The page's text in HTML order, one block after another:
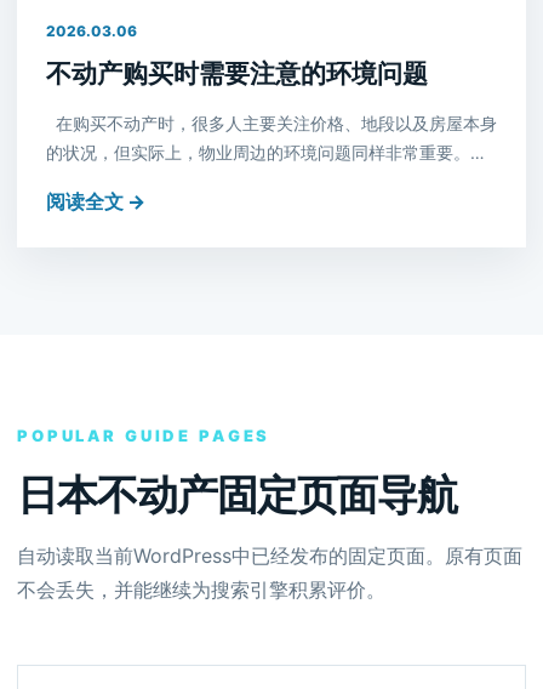
2026.03.06
不动产购买时需要注意的环境问题
在购买不动产时，很多人主要关注价格、地段以及房屋本身
的状况，但实际上，物业周边的环境问题同样非常重要。…
阅读全文 →
POPULAR GUIDE PAGES
日本不动产固定页面导航
自动读取当前WordPress中已经发布的固定页面。原有页面
不会丢失，并能继续为搜索引擎积累评价。